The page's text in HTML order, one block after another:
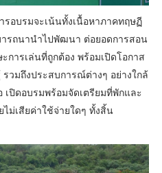
อบรมจะเน้นทั้งเนื้อหาภาคทฤษฏี
รถนานำไปพัฒนา ต่อยอดการสอน
ารเล่นที่ถูกต้อง พร้อมเปิดโอกาส
วมถึงประสบการณ์ต่างๆ อย่างใกล้
ปิดอบรมพร้อมจัดเตรียมที่พักและ
ม่เสียค่าใช้จ่ายใดๆ ทั้งสิ้น